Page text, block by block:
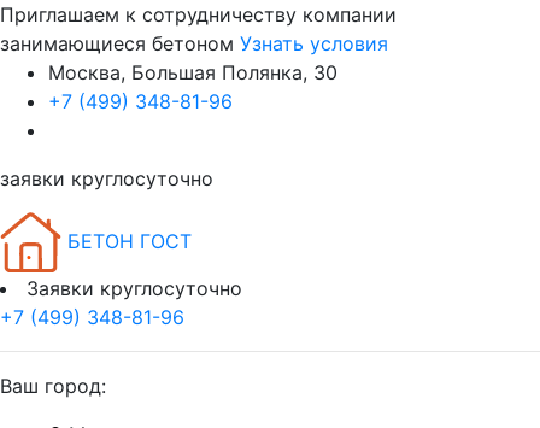
Приглашаем к сотрудничеству компании
занимающиеся бетоном Узнать условия
Москва, Большая Полянка, 30
+7 (499) 348-81-96
заявки круглосуточно
БЕТОН ГОСТ
Заявки круглосуточно
+7 (499) 348-81-96
Ваш город: